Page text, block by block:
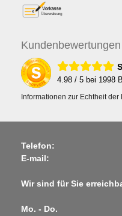
Kundenbewertungen
4.98 / 5 bei 1998
Informationen zur Echtheit der
Telefon:
E-mail:
Wir sind für Sie
Mo. - Do.